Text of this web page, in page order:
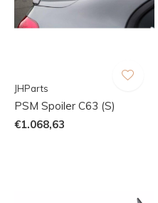
JHParts
PSM Spoiler C63 (S)
€1.068,63